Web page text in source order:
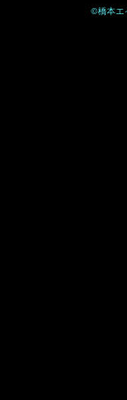
©橋本エ